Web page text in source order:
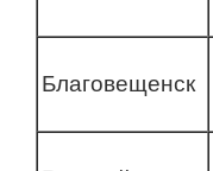
Благовещенск